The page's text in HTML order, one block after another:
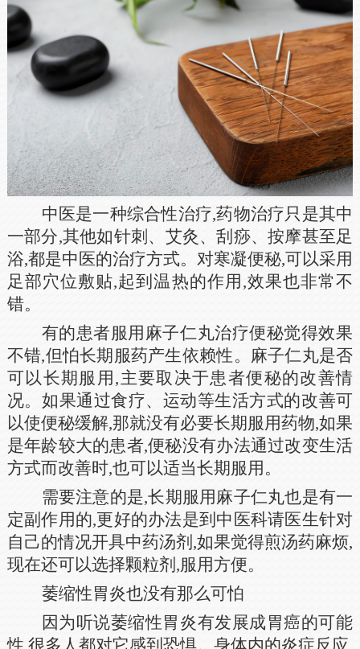
中医是一种综合性治疗,药物治疗只是其中
一部分,其他如针刺、艾灸、刮痧、按摩甚至足
浴,都是中医的治疗方式。对寒凝便秘,可以采用
足部穴位敷贴,起到温热的作用,效果也非常不
错。
有的患者服用麻子仁丸治疗便秘觉得效果
不错,但怕长期服药产生依赖性。麻子仁丸是否
可以长期服用,主要取决于患者便秘的改善情
况。如果通过食疗、运动等生活方式的改善可
以使便秘缓解,那就没有必要长期服用药物,如果
是年龄较大的患者,便秘没有办法通过改变生活
方式而改善时,也可以适当长期服用。
需要注意的是,长期服用麻子仁丸也是有一
定副作用的,更好的办法是到中医科请医生针对
自己的情况开具中药汤剂,如果觉得煎汤药麻烦,
现在还可以选择颗粒剂,服用方便。
萎缩性胃炎也没有那么可怕
因为听说萎缩性胃炎有发展成胃癌的可能
性,很多人都对它感到恐惧。身体内的炎症反应,